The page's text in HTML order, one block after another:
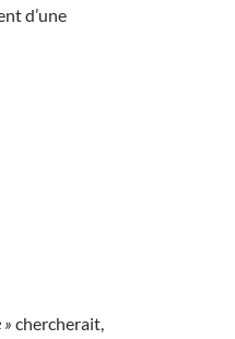
d’une
chercherait,